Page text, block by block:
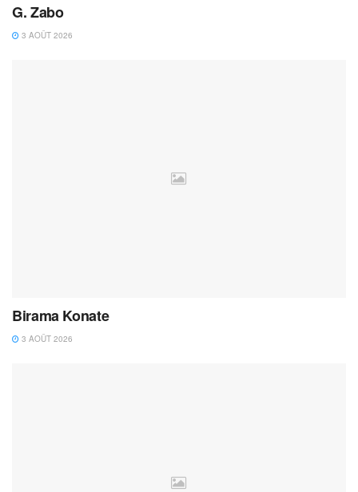
G. Zabo
3 AOÛT 2026
Birama Konate
3 AOÛT 2026